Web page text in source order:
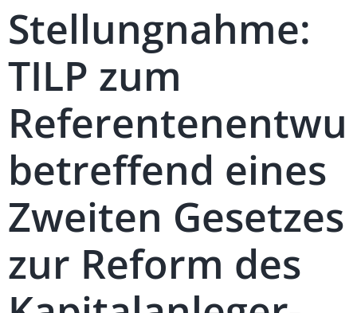
Stellungnahme:
TILP zum
betreffend eines
Zweiten Gesetzes
zur Reform des